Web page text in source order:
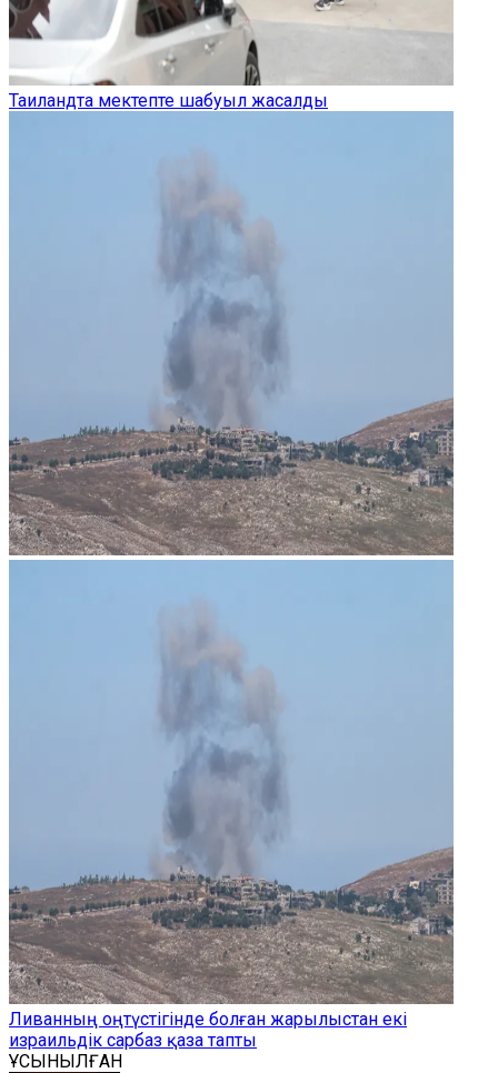
Таиландта мектепте шабуыл жасалды
Ливанның оңтүстігінде болған жарылыстан екі
израильдік сарбаз қаза тапты
ҰСЫНЫЛҒАН